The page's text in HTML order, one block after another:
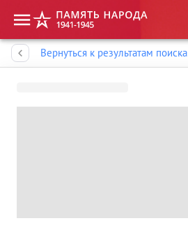
Вернуться к результатам поиска
Память народа